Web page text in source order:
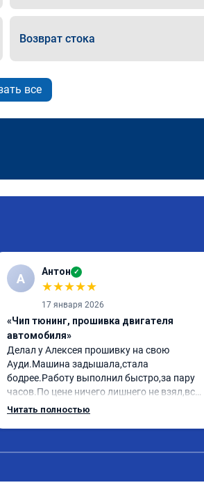
Возврат стока
все
А Антон ✓
★★★★★
17 января 2026
«Чип тюнинг, прошивка двигателя
автомобиля»
Делал у Алексея прошивку на свою
Ауди.Машина задышала,стала
бодрее.Работу выполнил быстро,за пару
часов.По цене ничего лишнего не взял,всё
как договаривались заранее.После
Читать полностью